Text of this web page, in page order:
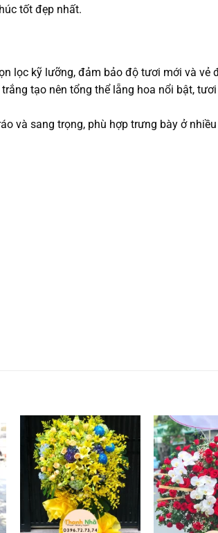
tốt đẹp nhất.
lọc kỹ lưỡng, đảm bảo độ tươi mới và vẻ
tạo nên tổng thể lẵng hoa nổi bật,
và sang trọng, phù hợp trưng bày ở
Add to
wishlist